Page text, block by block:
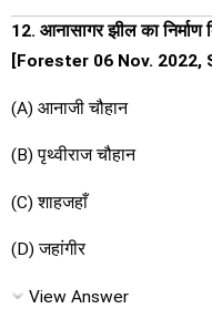
12. आनासागर झील का निर्माण
[Forester 06 Nov. 2022,
(A) आनाजी चौहान
(B) पृथ्वीराज चौहान
(C) शाहजहाँ
(D) जहांगीर
View Answer